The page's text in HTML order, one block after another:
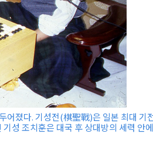
어졌다. 기성전(棋聖戰)은 일본 최대 기
성 조치훈은 대국 후 상대방의 세력 안에